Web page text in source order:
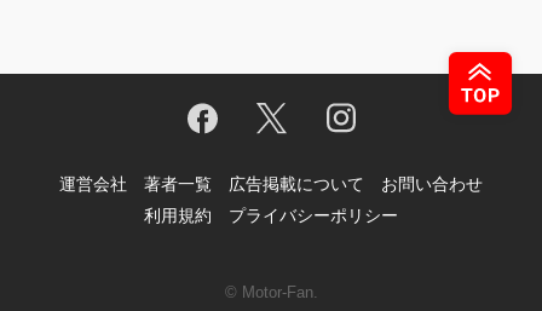
運営会社 著者一覧 広告掲載について
お問い合わせ
利用規約
プライバシーポリシー
© Motor-Fan.